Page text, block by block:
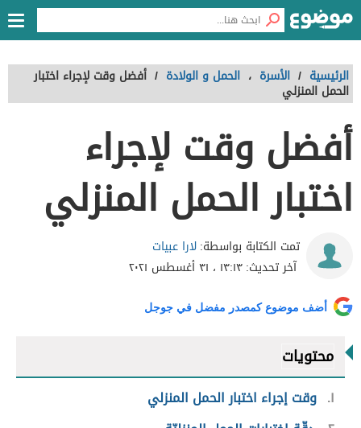
الرئيسية / الأسرة ، الحمل و الولادة / أفضل وقت لإجراء اختبار
الحمل المنزلي
أفضل وقت لإجراء
اختبار الحمل المنزلي
تمت الكتابة بواسطة:لارا عبيات
آخر تحديث:١٣:١٣ ، ٣١ أغسطس ٢٠٢١
أضف موضوع كمصدر مفضل في جوجل
محتويات
١ وقت إجراء اختبار الحمل المنزلي